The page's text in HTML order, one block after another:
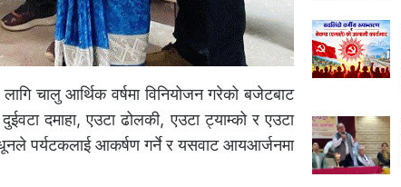
चालु आर्थिक वर्षमा विनियोजन गरेको बजेटबाट
दमाहा, एउटा ढोलकी, एउटा ट्याम्को र एउटा
धूनले पर्यटकलाई आकर्षण गर्ने र यसवाट आयआर्जनमा